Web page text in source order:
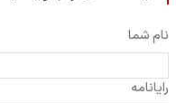
نام شما
رایانامه